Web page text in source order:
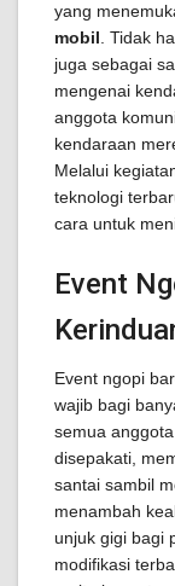
yang
mobil . Tidak
juga sebagai
mengenai
anggota
kendaraan
Melalui
teknologi
cara untuk
Event
Event ngopi
wajib bagi
semua
disepakati,
santai sambil
menambah
unjuk gigi bagi
modifikasi